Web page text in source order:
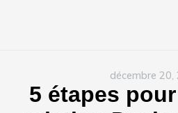
décembre 20,
5 étapes